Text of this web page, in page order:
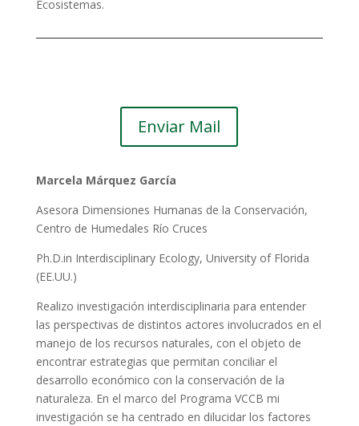
Ecosistemas.
Enviar Mail
Marcela Márquez García
Asesora Dimensiones Humanas de la Conservación,
Centro de Humedales Río Cruces
Ph.D.in Interdisciplinary Ecology, University of Florida
(EE.UU.)
Realizo investigación interdisciplinaria para entender
las perspectivas de distintos actores involucrados en el
manejo de los recursos naturales, con el objeto de
encontrar estrategias que permitan conciliar el
desarrollo económico con la conservación de la
naturaleza. En el marco del Programa VCCB mi
investigación se ha centrado en dilucidar los factores